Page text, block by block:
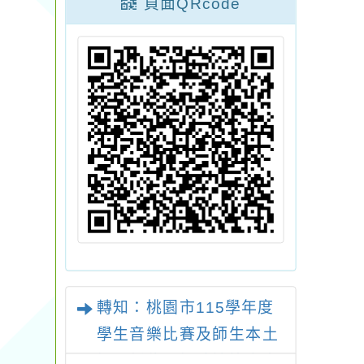
頁面QRcode
轉知：桃園市115學年度
學生音樂比賽及師生本土